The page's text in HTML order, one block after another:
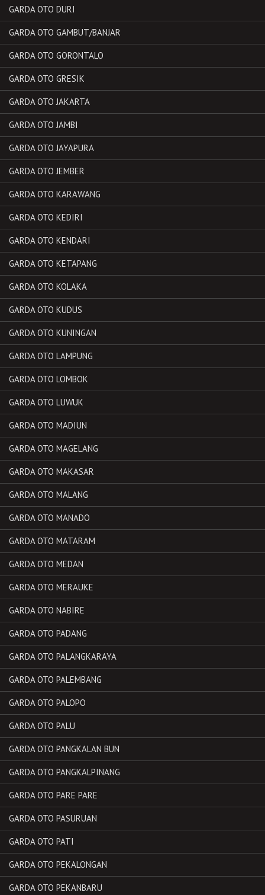
GARDA OTO DURI
GARDA OTO GAMBUT/BANJAR
GARDA OTO GORONTALO
GARDA OTO GRESIK
GARDA OTO JAKARTA
GARDA OTO JAMBI
GARDA OTO JAYAPURA
GARDA OTO JEMBER
GARDA OTO KARAWANG
GARDA OTO KEDIRI
GARDA OTO KENDARI
GARDA OTO KETAPANG
GARDA OTO KOLAKA
GARDA OTO KUDUS
GARDA OTO KUNINGAN
GARDA OTO LAMPUNG
GARDA OTO LOMBOK
GARDA OTO LUWUK
GARDA OTO MADIUN
GARDA OTO MAGELANG
GARDA OTO MAKASAR
GARDA OTO MALANG
GARDA OTO MANADO
GARDA OTO MATARAM
GARDA OTO MEDAN
GARDA OTO MERAUKE
GARDA OTO NABIRE
GARDA OTO PADANG
GARDA OTO PALANGKARAYA
GARDA OTO PALEMBANG
GARDA OTO PALOPO
GARDA OTO PALU
GARDA OTO PANGKALAN BUN
GARDA OTO PANGKALPINANG
GARDA OTO PARE PARE
GARDA OTO PASURUAN
GARDA OTO PATI
GARDA OTO PEKALONGAN
GARDA OTO PEKANBARU